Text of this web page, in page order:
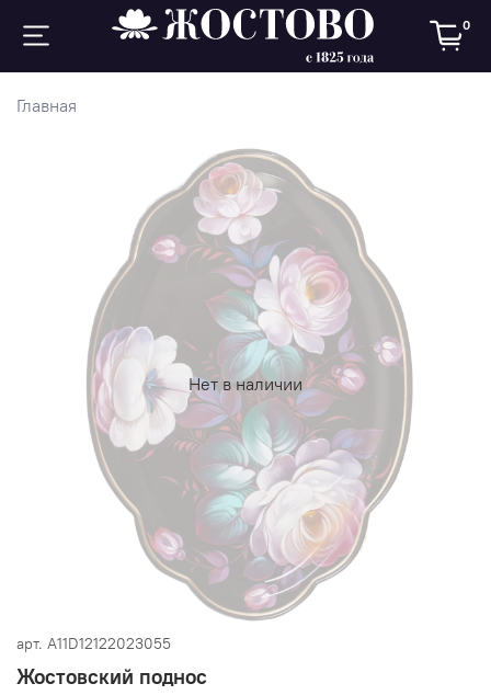
0
Главная
Нет в наличии
арт. A11D12122023055
Жостовский поднос